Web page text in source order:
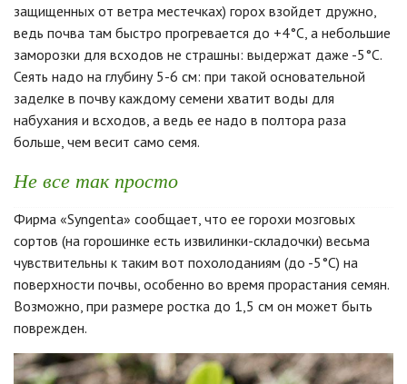
защищенных от ветра местечках) горох взойдет дружно,
ведь почва там быстро прогревается до +4°C, а небольшие
заморозки для всходов не страшны: выдержат даже -5°C.
Сеять надо на глубину 5-6 см: при такой основательной
заделке в почву каждому семени хватит воды для
набухания и всходов, а ведь ее надо в полтора раза
больше, чем весит само семя.
Не все так просто
Фирма «Syngenta» сообщает, что ее горохи мозговых
сортов (на горошинке есть извилинки-складочки) весьма
чувствительны к таким вот похолоданиям (до -5°C) на
поверхности почвы, особенно во время прорастания семян.
Возможно, при размере ростка до 1,5 см он может быть
поврежден.